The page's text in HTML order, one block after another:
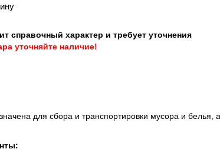
справочный характер и требует уточнения
уточняйте наличие!
для сбора и транспортировки мусора и белья,